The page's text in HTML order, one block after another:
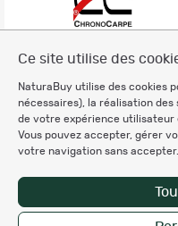
Ce site utilise des
NaturaBuy utilise des cookies
nécessaires), la réalisation
de votre expérience
Vous pouvez accepter, gérer
votre navigation sans accepter.
Charte éthique
Mentions légales
Règlement & Conditions
Politique de protection
des données personnelles
Personnalisation des cookies